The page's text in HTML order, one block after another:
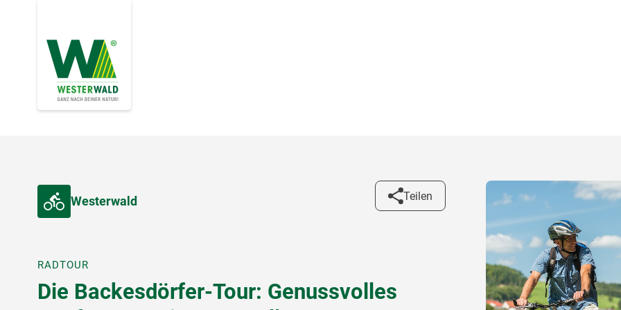
Westerwald Teilen
RADTOUR
Die Backesdörfer-Tour: Genussvolles